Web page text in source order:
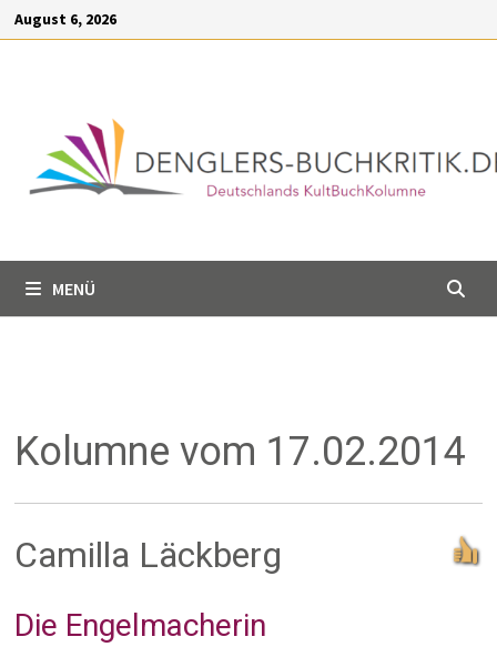
springen
Zum
Inhalt
August 6, 2026
MENÜ
Kolumne vom 17.02.2014
Camilla Läckberg
Die Engelmacherin